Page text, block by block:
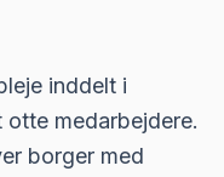
inddelt i
otte medarbejdere.
borger med